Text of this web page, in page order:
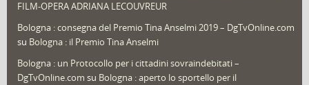
Video (archivio)(263)
Video in primo piano
(6)
FILM-OPERA ADRIANA LECOUVREUR
Bologna : consegna del Premio Tina Anselmi 2019 – DgTvOnline.com
su Bologna : il Premio Tina Anselmi
Bologna : un Protocollo per i cittadini sovraindebitati –
DgTvOnline.com su Bologna : aperto lo sportello per il